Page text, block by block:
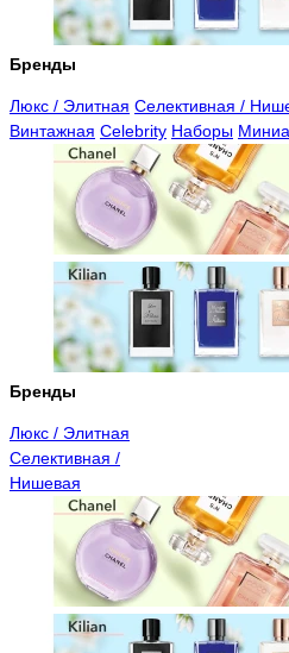
Бренды
Люкс / Элитная Селективная /
Винтажная Celebrity Наборы
Бренды
Люкс / Элитная
Селективная /
Нишевая